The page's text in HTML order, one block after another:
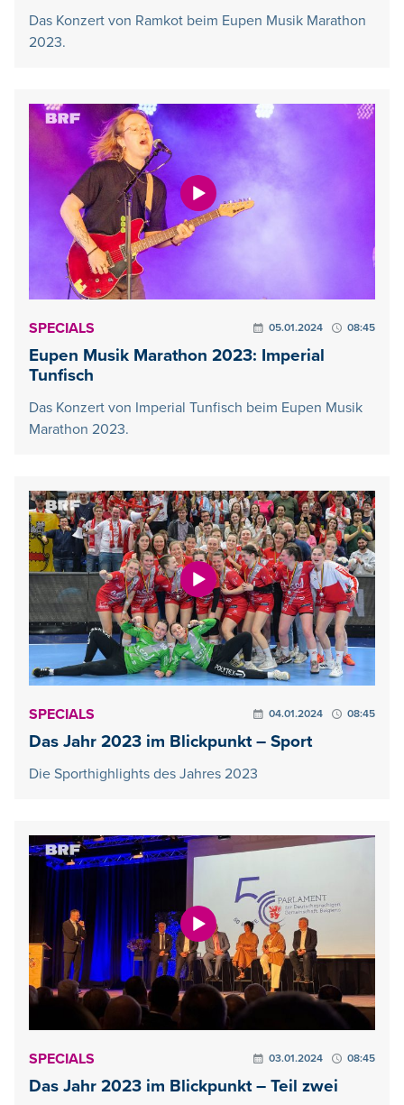
Das Konzert von Ramkot beim Eupen Musik Marathon
2023.
SPECIALS 05.01.2024 08:45
Eupen Musik Marathon 2023: Imperial
Tunfisch
Das Konzert von Imperial Tunfisch beim Eupen Musik
Marathon 2023.
SPECIALS 04.01.2024 08:45
Das Jahr 2023 im Blickpunkt – Sport
Die Sporthighlights des Jahres 2023
SPECIALS 03.01.2024 08:45
Das Jahr 2023 im Blickpunkt – Teil zwei